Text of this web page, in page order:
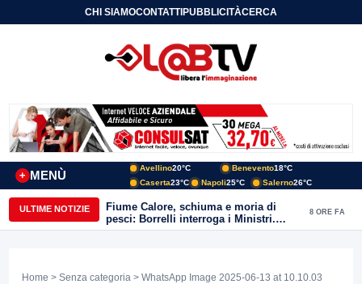
CHI SIAMOCONTATTIPUBBLICITÀCERCA
MENÙ
+
Avellino20°C Benevento18°C
Caserta23°C Napoli25°C Salerno26°C
ULTIME NOTIZIE
Fiume Calore, schiuma e moria di
pesci: Borrelli interroga i Ministri.
“Benevento paga l’assenza del
8 ORE FA
Home > Senza categoria > WhatsApp Image 2025-06-13 at 10.10.03